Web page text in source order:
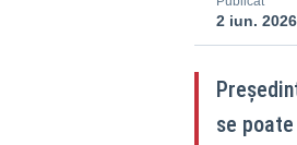
2 iun.
se